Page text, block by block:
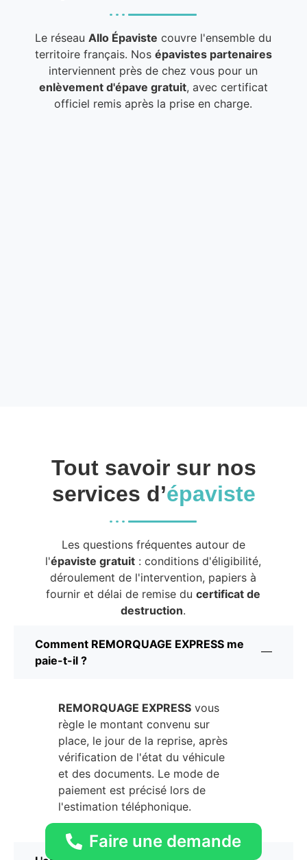
Le réseauAllo Épaviste couvre l'ensemble du
territoire français. Nos épavistes partenaires
interviennent près de chez vous pour un
enlèvement d'épave gratuit, avec certificat
officiel remis après la prise en charge.
Tout savoir sur nos
services d’épaviste
Les questions fréquentes autour de
l'épaviste gratuit : conditions d'éligibilité,
déroulement de l'intervention, papiers à
fournir et délai de remise ducertificat de
destruction.
Comment REMORQUAGE EXPRESS me
paie-t-il ?
REMORQUAGE EXPRESS vous
règle le montant convenu sur
place, le jour de la reprise, après
vérification de l'état du véhicule
et des documents. Le mode de
paiement est précisé lors de
l'estimation téléphonique.
Faire une demande